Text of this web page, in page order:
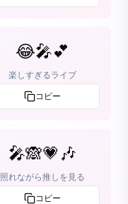
😂🎤💕
楽しすぎるライブ
コピー
🎤🙈💗🎶
照れながら推しを見る
コピー